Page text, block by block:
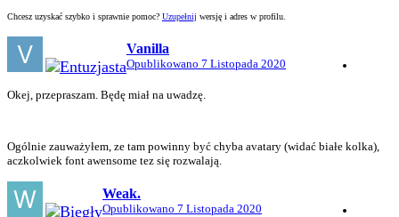
Chcesz uzyskać szybko i sprawnie pomoc? Uzupełnij wersję i adres w profilu.
Vanilla
Opublikowano 7 Listopada 2020
Okej, przepraszam. Będę miał na uwadzę.
Ogólnie zauważyłem, ze tam powinny być chyba avatary (widać białe kolka),
aczkolwiek font awensome tez się rozwalają.
Weak.
Opublikowano 7 Listopada 2020